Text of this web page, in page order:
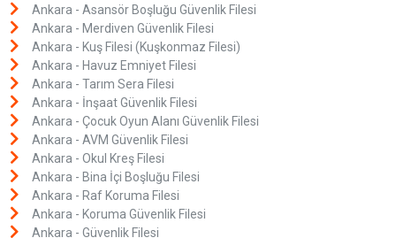
Ankara - Asansör Boşluğu Güvenlik Filesi
Ankara - Merdiven Güvenlik Filesi
Ankara - Kuş Filesi (Kuşkonmaz Filesi)
Ankara - Havuz Emniyet Filesi
Ankara - Tarım Sera Filesi
Ankara - İnşaat Güvenlik Filesi
Ankara - Çocuk Oyun Alanı Güvenlik Filesi
Ankara - AVM Güvenlik Filesi
Ankara - Okul Kreş Filesi
Ankara - Bina İçi Boşluğu Filesi
Ankara - Raf Koruma Filesi
Ankara - Koruma Güvenlik Filesi
Ankara - Güvenlik Filesi